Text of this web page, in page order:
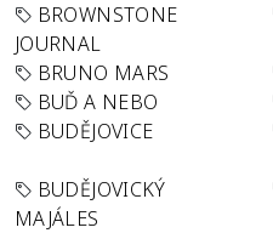
BROWNSTONE
JOURNAL
BRUNO MARS
BUĎ A NEBO
BUDĚJOVICE
BUDĚJOVICKÝ
MAJÁLES